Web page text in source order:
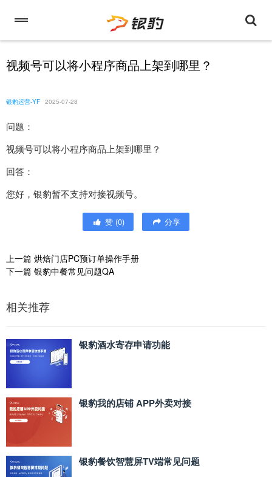
视频号可以将小程序商品上架到哪里？
银豹运营-YF 2025-07-28
问题：
视频号可以将小程序商品上架到哪里？
回答：
您好，银豹暂不支持对接视频号。
赞 (0) 分享
上一篇 烘焙门店PC预订单操作手册
下一篇 银豹中餐常见问题QA
相关推荐
银豹酒水寄存申请功能
银豹我的店铺 APP外卖对接
银豹餐饮智慧屏TV端常见问题